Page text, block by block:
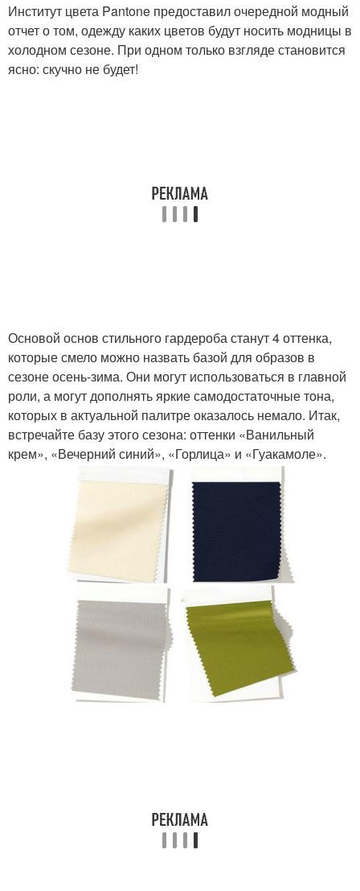
Модные советы Модные очки
Институт цвета Pantone предоставил очередной модный
отчет о том, одежду каких цветов будут носить модницы в
холодном сезоне. При одном только взгляде становится
ясно: скучно не будет!
Основой основ стильного гардероба станут 4 оттенка,
которые смело можно назвать базой для образов в
сезоне осень-зима. Они могут использоваться в главной
роли, а могут дополнять яркие самодостаточные тона,
которых в актуальной палитре оказалось немало. Итак,
встречайте базу этого сезона: оттенки «Ванильный
крем», «Вечерний синий», «Горлица» и «Гуакамоле».